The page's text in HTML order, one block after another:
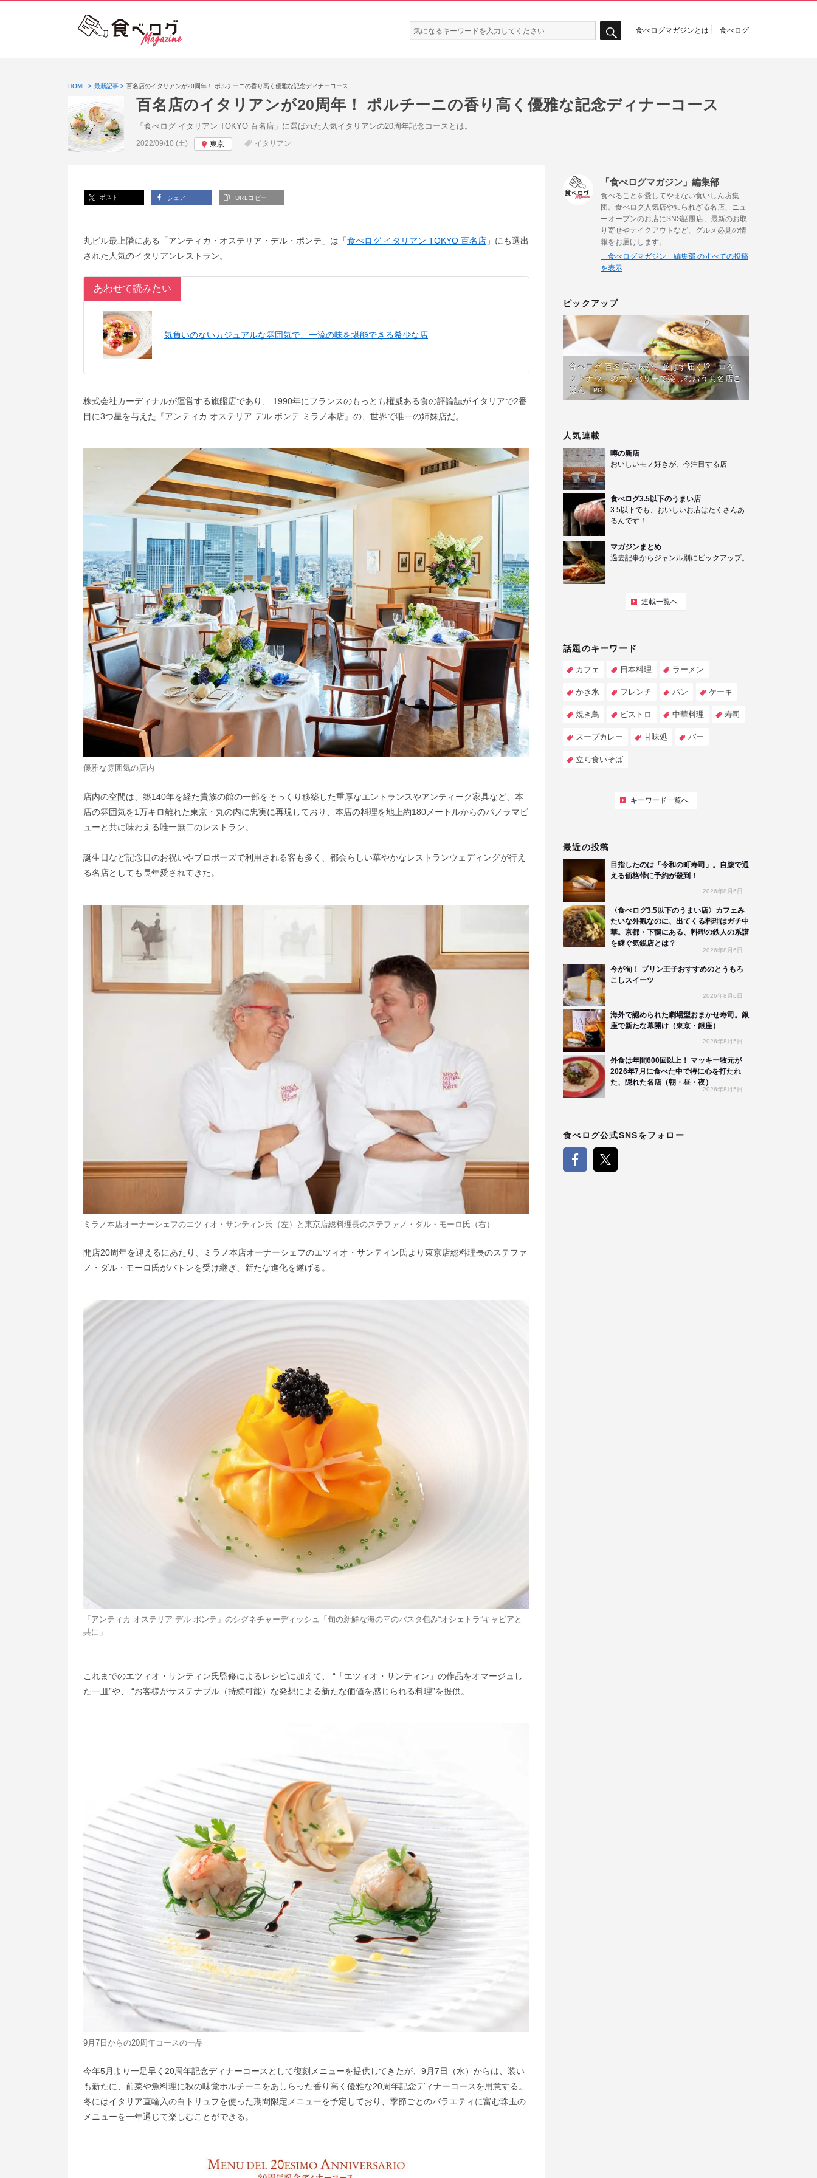
検
索:
食べログマガジンとは 食べログ
HOME 最新記事 百名店のイタリアンが20周年！ ポルチーニの香り高く優雅な記念ディナーコース
百名店のイタリアンが20周年！ ポルチーニの香り高く優雅な記念ディナーコース
「食べログ イタリアン TOKYO 百名店」に選ばれた人気イタリアンの20周年記念コースとは。
投稿日:
2022/09/10 (土) 東京 イタリアン
ポスト シェア URLコピー
丸ビル最上階にある「アンティカ・オステリア・デル・ポンテ」は「食べログ イタリアン TOKYO 百名店 」にも選出
された人気のイタリアンレストラン。
あわせて読みたい
気負いのないカジュアルな雰囲気で、一流の味を堪能できる希少な店
株式会社カーディナルが運営する旗艦店であり、 1990年にフランスのもっとも権威ある食の評論誌がイタリアで2番
目に3つ星を与えた『アンティカ オステリア デル ポンテ ミラノ本店』の、世界で唯一の姉妹店だ。
優雅な雰囲気の店内
店内の空間は、築140年を経た貴族の館の一部をそっくり移築した重厚なエントランスやアンティーク家具など、本
店の雰囲気を1万キロ離れた東京・丸の内に忠実に再現しており、本店の料理を地上約180メートルからのパノラマビ
ューと共に味わえる唯一無二のレストラン。
誕生日など記念日のお祝いやプロポーズで利用される客も多く、都会らしい華やかなレストランウェディングが行え
る名店としても長年愛されてきた。
ミラノ本店オーナーシェフのエツィオ・サンティン氏（左）と東京店総料理長のステファノ・ダル・モーロ氏（右）
開店20周年を迎えるにあたり、ミラノ本店オーナーシェフのエツィオ・サンティン氏より東京店総料理長のステファ
ノ・ダル・モーロ氏がバトンを受け継ぎ、新たな進化を遂げる。
「アンティカ オステリア デル ポンテ」のシグネチャーディッシュ「旬の新鮮な海の幸のパスタ包み“オシェトラ”キャビアと
共に」
これまでのエツィオ・サンティン氏監修によるレシピに加えて、 “「エツィオ・サンティン」の作品をオマージュし
た一皿”や、 “お客様がサステナブル（持続可能）な発想による新たな価値を感じられる料理”を提供。
9月7日からの20周年コースの一品
今年5月より一足早く20周年記念ディナーコースとして復刻メニューを提供してきたが、9月7日（水）からは、装い
も新たに、前菜や魚料理に秋の味覚ポルチーニをあしらった香り高く優雅な20周年記念ディナーコースを用意する。
冬にはイタリア直輸入の白トリュフを使った期間限定メニューを予定しており、季節ごとのバラエティに富む珠玉の
メニューを一年通じて楽しむことができる。
「食べログマガジン」編集部
食べることを愛してやまない食いしん坊集
団。食べログ人気店や知られざる名店、ニュ
ーオープンのお店にSNS話題店、最新のお取
り寄せやテイクアウトなど、グルメ必見の情
報をお届けします。
「食べログマガジン」編集部 のすべての投稿
を表示
ピックアップ
食べログ 百名店の味が、並ばず届く!?「ロケ
ットナウ」のデリバリーで楽しむおうち名店ご
はん
PR
人気連載
噂の新店
おいしいモノ好きが、今注目する店
食べログ3.5以下のうまい店
3.5以下でも、おいしいお店はたくさんあ
るんです！
マガジンまとめ
過去記事からジャンル別にピックアップ。
連載一覧へ
話題のキーワード
カフェ 日本料理 ラーメン
かき氷 フレンチ パン ケーキ
焼き鳥 ビストロ 中華料理 寿司
スープカレー 甘味処 バー
立ち食いそば
キーワード一覧へ
最近の投稿
目指したのは「令和の町寿司」。自腹で通
える価格帯に予約が殺到！
2026年8月6日
〈食べログ3.5以下のうまい店〉カフェみ
たいな外観なのに、出てくる料理はガチ中
華。京都・下鴨にある、料理の鉄人の系譜
を継ぐ気鋭店とは？
2026年8月6日
今が旬！ プリン王子おすすめのとうもろ
こしスイーツ
2026年8月6日
海外で認められた劇場型おまかせ寿司。銀
座で新たな幕開け（東京・銀座）
2026年8月5日
外食は年間600回以上！ マッキー牧元が
2026年7月に食べた中で特に心を打たれ
た、隠れた名店（朝・昼・夜）
2026年8月5日
食べログ公式SNSをフォロー